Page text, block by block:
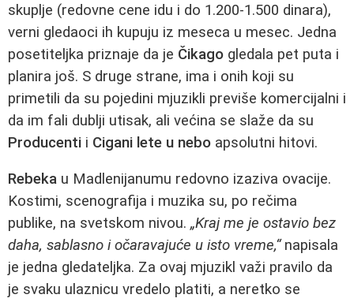
skuplje (redovne cene idu i do 1.200-1.500 dinara),
verni gledaoci ih kupuju iz meseca u mesec. Jedna
posetiteljka priznaje da je Čikago gledala pet puta i
planira još. S druge strane, ima i onih koji su
primetili da su pojedini mjuzikli previše komercijalni i
da im fali dublji utisak, ali većina se slaže da su
Producenti i Cigani lete u nebo apsolutni hitovi.
Rebeka u Madlenijanumu redovno izaziva ovacije.
Kostimi, scenografija i muzika su, po rečima
publike, na svetskom nivou. „Kraj me je ostavio bez
daha, sablasno i očaravajuće u isto vreme,“napisala
je jedna gledateljka. Za ovaj mjuzikl važi pravilo da
je svaku ulaznicu vredelo platiti, a neretko se